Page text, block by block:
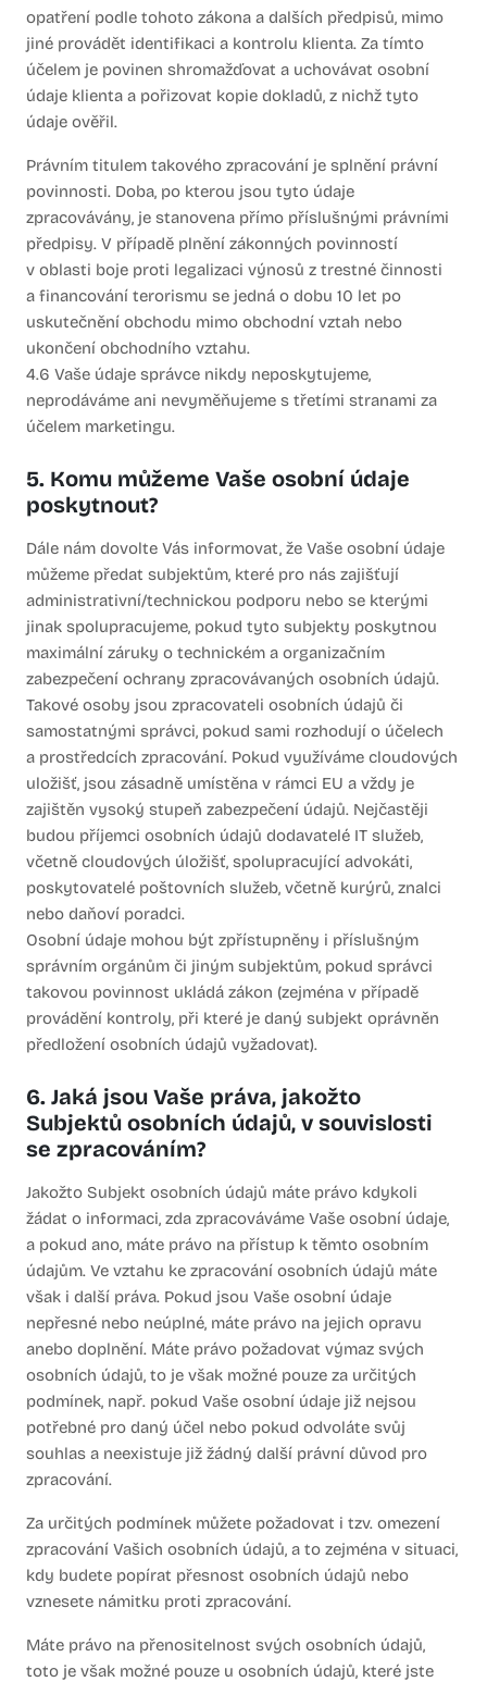
opatření podle tohoto zákona a dalších předpisů, mimo
jiné provádět identifikaci a kontrolu klienta. Za tímto
účelem je povinen shromažďovat a uchovávat osobní
údaje klienta a pořizovat kopie dokladů, z nichž tyto
údaje ověřil.
Právním titulem takového zpracování je splnění právní
povinnosti. Doba, po kterou jsou tyto údaje
zpracovávány, je stanovena přímo příslušnými právními
předpisy. V případě plnění zákonných povinností
v oblasti boje proti legalizaci výnosů z trestné činnosti
a financování terorismu se jedná o dobu 10 let po
uskutečnění obchodu mimo obchodní vztah nebo
ukončení obchodního vztahu.
4.6 Vaše údaje správce nikdy neposkytujeme,
neprodáváme ani nevyměňujeme s třetími stranami za
účelem marketingu.
5. Komu můžeme Vaše osobní údaje
poskytnout?
Dále nám dovolte Vás informovat, že Vaše osobní údaje
můžeme předat subjektům, které pro nás zajišťují
administrativní/technickou podporu nebo se kterými
jinak spolupracujeme, pokud tyto subjekty poskytnou
maximální záruky o technickém a organizačním
zabezpečení ochrany zpracovávaných osobních údajů.
Takové osoby jsou zpracovateli osobních údajů či
samostatnými správci, pokud sami rozhodují o účelech
a prostředcích zpracování. Pokud využíváme cloudových
uložišť, jsou zásadně umístěna v rámci EU a vždy je
zajištěn vysoký stupeň zabezpečení údajů. Nejčastěji
budou příjemci osobních údajů dodavatelé IT služeb,
včetně cloudových úložišť, spolupracující advokáti,
poskytovatelé poštovních služeb, včetně kurýrů, znalci
nebo daňoví poradci.
Osobní údaje mohou být zpřístupněny i příslušným
správním orgánům či jiným subjektům, pokud správci
takovou povinnost ukládá zákon (zejména v případě
provádění kontroly, při které je daný subjekt oprávněn
předložení osobních údajů vyžadovat).
6. Jaká jsou Vaše práva, jakožto
Subjektů osobních údajů, v souvislosti
se zpracováním?
Jakožto Subjekt osobních údajů máte právo kdykoli
žádat o informaci, zda zpracováváme Vaše osobní údaje,
a pokud ano, máte právo na přístup k těmto osobním
údajům. Ve vztahu ke zpracování osobních údajů máte
však i další práva. Pokud jsou Vaše osobní údaje
nepřesné nebo neúplné, máte právo na jejich opravu
anebo doplnění. Máte právo požadovat výmaz svých
osobních údajů, to je však možné pouze za určitých
podmínek, např. pokud Vaše osobní údaje již nejsou
potřebné pro daný účel nebo pokud odvoláte svůj
souhlas a neexistuje již žádný další právní důvod pro
zpracování.
Za určitých podmínek můžete požadovat i tzv. omezení
zpracování Vašich osobních údajů, a to zejména v situaci,
kdy budete popírat přesnost osobních údajů nebo
vznesete námitku proti zpracování.
Máte právo na přenositelnost svých osobních údajů,
toto je však možné pouze u osobních údajů, které jste